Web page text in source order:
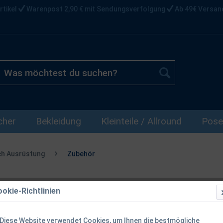
Warenpost 2,90 € mit Sendungsverfolgung Ab 49€
Bekleidung Kleinteile / Allround
Ausrüstung Zubehör
Zeck Finger
Richtlinien
Diese Website verwendet Cookies, um Ihnen die bestmögliche